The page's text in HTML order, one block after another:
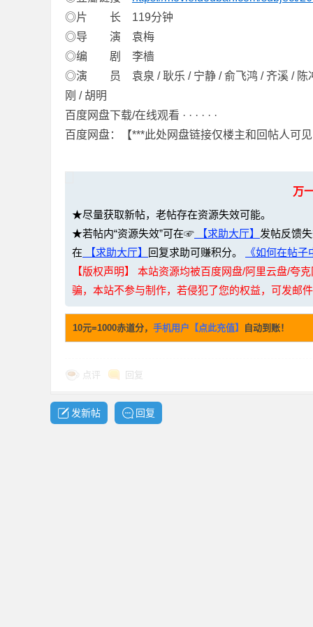
◎片 长 119分钟
◎导 演 袁梅
◎编 剧 李樯
◎演 员 袁泉 / 耿乐 / 宁静 / 俞飞鸿 / 齐溪 / 陈冲
刚 / 胡明
百度网盘下载/在线观看 · · · · · ·
百度网盘：【***此处网盘链接仅楼主和回帖人可
万
★尽量获取新帖，老帖存在资源失效可能。
★若帖内“资源失效”可在☞ 【求助大厅】 发帖反馈
在 【求助大厅】 回复求助可赚积分。
《如何在帖
【版权声明】 本站资源均被百度网盘/阿里云盘/夸
骗，本站不参与制作，若侵犯了您的权益，可发邮
10元=1000赤道分， 手机用户【点此充值】 自动到账！
点评 回复
发新帖 回复